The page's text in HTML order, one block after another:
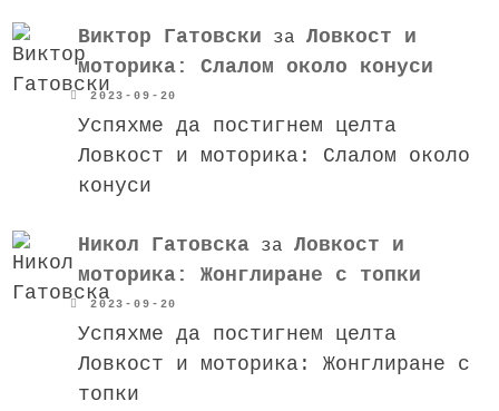
Виктор Гатовски за Ловкост и
моторика: Слалом около конуси
2023-09-20
Успяхме да постигнем целта
Ловкост и моторика: Слалом около
конуси
Никол Гатовсказа Ловкост и
моторика: Жонглиране с топки
2023-09-20
Успяхме да постигнем целта
Ловкост и моторика: Жонглиране с
топки